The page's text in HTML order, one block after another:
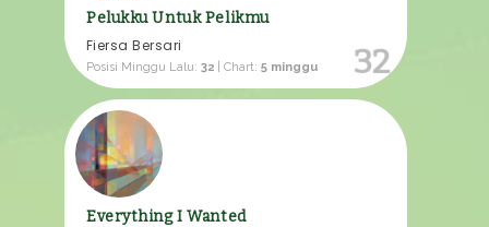
Pelukku Untuk Pelikmu
Fiersa Bersari
Posisi Minggu Lalu: 32 | Chart: 5 minggu 32
Everything I Wanted